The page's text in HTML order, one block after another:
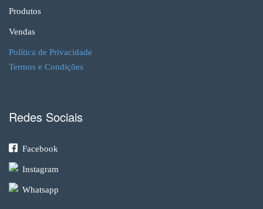
Produtos
Vendas
Política de Privacidade
Termos e Condições
Redes Sociais
Facebook
Instagram
Whatsapp